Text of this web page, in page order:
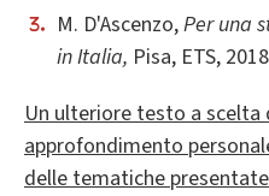
M. D'Ascenzo,Per una
in Italia, Pisa, ETS,
Un ulteriore testo a
approfondimento
delle tematiche